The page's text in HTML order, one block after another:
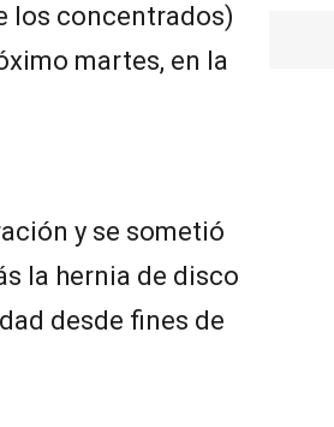
los concentrados)
martes, en la
y se sometió
la hernia de disco
desde fines de